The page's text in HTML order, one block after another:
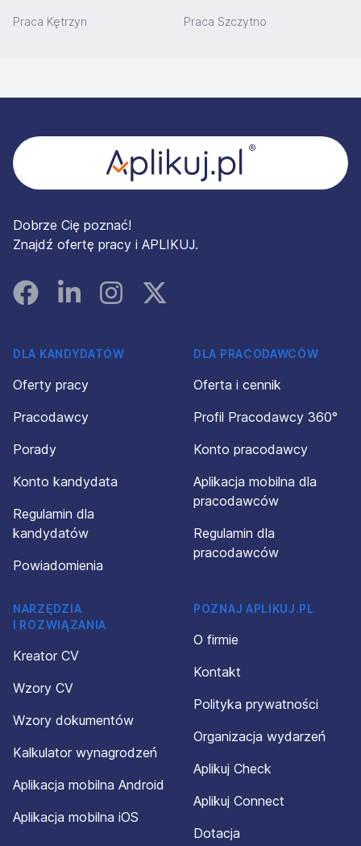
Praca Kętrzyn Praca Szczytno
Dobrze Cię poznać!
Znajdź ofertę pracy i APLIKUJ.
FacebookLinked InInstagramInstagram
DLA KANDYDATÓW
Oferty pracy
Pracodawcy
Porady
Konto kandydata
Regulamin dla
kandydatów
Powiadomienia
DLA PRACODAWCÓW
Oferta i cennik
Profil Pracodawcy 360°
Konto pracodawcy
Aplikacja mobilna dla
pracodawców
Regulamin dla
pracodawców
NARZĘDZIA
I ROZWIĄZANIA
Kreator CV
Wzory CV
Wzory dokumentów
Kalkulator wynagrodzeń
Aplikacja mobilna Android
Aplikacja mobilna iOS
POZNAJ APLIKUJ.PL
O firmie
Kontakt
Polityka prywatności
Organizacja wydarzeń
Aplikuj Check
Aplikuj Connect
Dotacja